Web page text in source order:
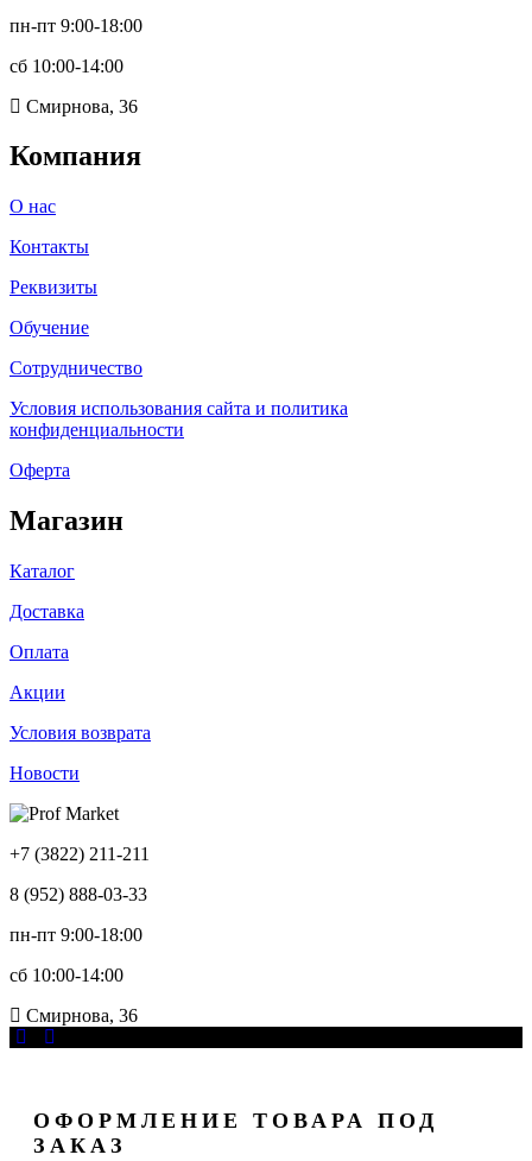
пн-пт 9:00-18:00
сб 10:00-14:00
Смирнова, 36
Компания
О нас
Контакты
Реквизиты
Обучение
Сотрудничество
Условия использования сайта и политика
конфиденциальности
Оферта
Магазин
Каталог
Доставка
Оплата
Акции
Условия возврата
Новости
+7 (3822) 211-211
8 (952) 888-03-33
пн-пт 9:00-18:00
сб 10:00-14:00
Смирнова, 36
ОФОРМЛЕНИЕ ТОВАРА ПОД
ЗАКАЗ